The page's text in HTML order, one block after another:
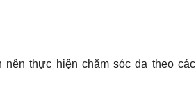
thực hiện chăm sóc da theo các